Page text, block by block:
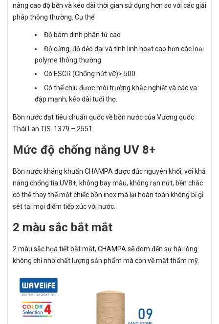
nâng cao độ bền và kéo dài thời gian sử dụng hơn so với các giải
pháp thông thường. Cụ thể
Độ bám dính phân tử cao
Độ cứng, độ dẻo dai và tính linh hoạt cao hơn các loại
polyme thông thường
Có ESCR (Chống nứt vỡ)> 500
Có thể chịu được môi trường khắc nghiệt và các va
đập mạnh, kéo dài tuổi thọ.
Bồn nước đạt tiêu chuẩn quốc về bồn nước của Vương quốc
Thái Lan TIS. 1379 – 2551.
Mức độ chống nắng UV 8+
Bồn nước kháng khuẩn CHAMPA được đúc nguyên khối, với khả
năng chống tia UV8+, không bay màu, không rạn nứt, bền chắc
có thể thay thế một chiếc bồn inox mà lại hoàn toàn không bị gỉ
sét tại mọi điểm tiếp xúc với nước.
2 màu sắc bắt mắt
2 màu sắc họa tiết bắt mắt, CHAMPA sẽ đem đến sự hài lòng
không chỉ nhờ chất lượng sản phẩm mà còn về mặt thẩm mỹ.